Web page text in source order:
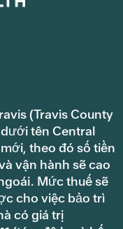
(Travis County
tên Central
theo đó số tiền
vận hành sẽ cao
Mức thuế sẽ
cho việc bảo trì
có giá trị